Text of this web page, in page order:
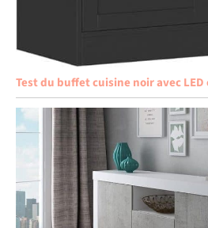
Test du buffet cuisine noir avec